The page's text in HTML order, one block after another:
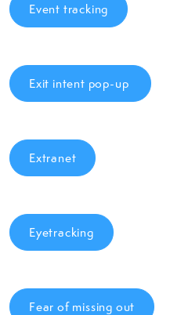
Event tracking
Exit intent pop-up
Extranet
Eyetracking
Fear of missing out